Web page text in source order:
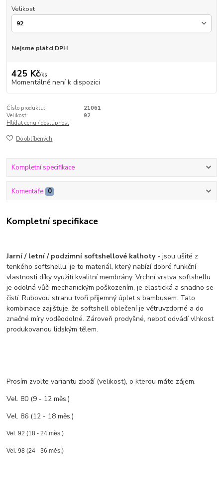
Velikost
Nejsme plátci DPH
425 Kč/ks
Momentálně není k dispozici
Číslo produktu:
21061
Velikost:
92
Hlídat cenu / dostupnost
Do oblíbených
Kompletní specifikace
Komentáře 0
Kompletní specifikace
Jarní / letní / podzimní softshellové kalhoty -jsou ušité z
tenkého softshellu, je to materiál, který nabízí dobré funkční
vlastnosti díky využití kvalitní membrány. Vrchní vrstva softshellu
je odolná vůči mechanickým poškozením, je elastická a snadno se
čistí. Rubovou stranu tvoří příjemný úplet s bambusem. Tato
kombinace zajišťuje, že softshell oblečení je větruvzdorné a do
značné míry voděodolné. Zároveň prodyšné, neboť odvádí vlhkost
produkovanou lidským tělem.
Prosím zvolte variantu zboží (velikost), o kterou máte zájem.
Vel. 80 (9 - 12 měs.)
Vel. 86 (12 - 18 měs.)
Vel. 92 (18 - 24 měs.)
Vel. 98 (24 - 36 měs.)